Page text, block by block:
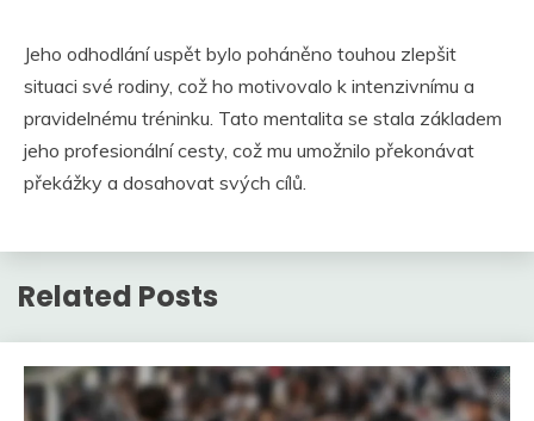
Jeho odhodlání uspět bylo poháněno touhou zlepšit
situaci své rodiny, což ho motivovalo k intenzivnímu a
pravidelnému tréninku. Tato mentalita se stala základem
jeho profesionální cesty, což mu umožnilo překonávat
překážky a dosahovat svých cílů.
Related Posts